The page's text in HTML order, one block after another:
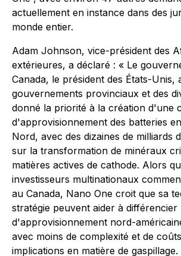
actuellement en instance dans des
monde entier.
Adam Johnson, vice-président des
extérieures, a déclaré : « Le
Canada, le président des États-Unis,
gouvernements provinciaux et des
donné la priorité à la création d'une
d'approvisionnement des batteries
Nord, avec des dizaines de milliards
sur la transformation de minéraux
matières actives de cathode. Alors
investisseurs multinationaux
au Canada, Nano One croit que sa
stratégie peuvent aider à différencier
d'approvisionnement nord-
avec moins de complexité et de
implications en matière de